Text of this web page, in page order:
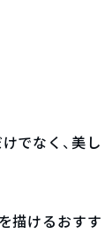
でなく、美し
描けるおすす